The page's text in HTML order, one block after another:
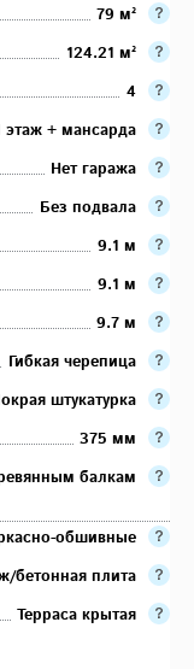
79 м²
124.21 м²
4
этаж + мансарда
Нет гаража
Без подвала
9.1 м
9.1 м
9.7 м
Гибкая черепица
штукатурка
375 мм
балкам
обшивные
бетонная плита
Терраса крытая